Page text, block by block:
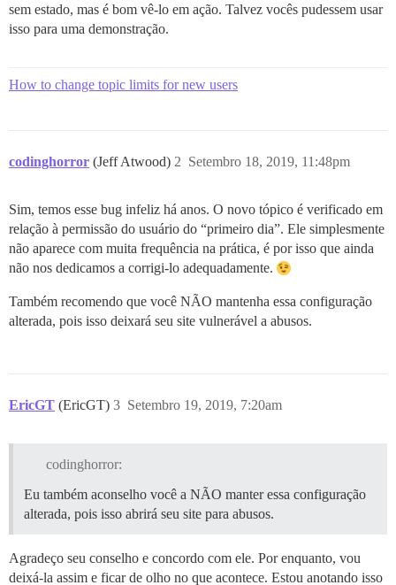
sem estado, mas é bom vê-lo em ação. Talvez vocês pudessem usar
isso para uma demonstração.
How to change topic limits for new users
codinghorror (Jeff Atwood) Setembro 18, 2019, 11:48pm
2
Sim, temos esse bug infeliz há anos. O novo tópico é verificado em
relação à permissão do usuário do “primeiro dia”. Ele simplesmente
não aparece com muita frequência na prática, é por isso que ainda
não nos dedicamos a corrigi-lo adequadamente.
Também recomendo que você NÃO mantenha essa configuração
alterada, pois isso deixará seu site vulnerável a abusos.
EricGT (EricGT) Setembro 19, 2019, 7:20am
3
codinghorror:
Eu também aconselho você a NÃO manter essa configuração
alterada, pois isso abrirá seu site para abusos.
Agradeço seu conselho e concordo com ele. Por enquanto, vou
deixá-la assim e ficar de olho no que acontece. Estou anotando isso